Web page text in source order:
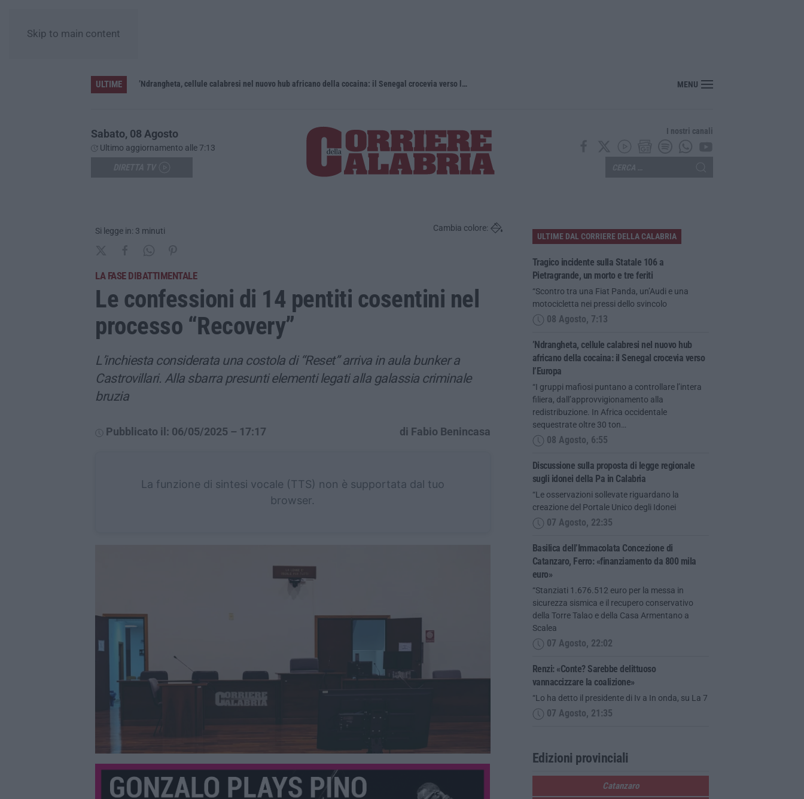
Skip to main content
ULTIME ’Ndrangheta, cellule calabresi nel nuovo hub africano della cocaina: il Senegal crocevia verso l’Europa Discussione sulla proposta di legge regionale sugli idonei della Pa in Calabria
MENU
Sabato, 08 Agosto
Ultimo aggiornamento alle 7:13
I nostri canali
Si legge in: 3 minuti Cambia colore:
LA FASE DIBATTIMENTALE
Le confessioni di 14 pentiti cosentini nel
processo “Recovery”
L’inchiesta considerata una costola di “Reset” arriva in aula bunker a
Castrovillari. Alla sbarra presunti elementi legati alla galassia criminale
bruzia
Pubblicato il: 06/05/2025 – 17:17 di Fabio Benincasa
La funzione di sintesi vocale (TTS) non è supportata dal tuo
browser.
ULTIME DAL CORRIERE DELLA CALABRIA
Tragico incidente sulla Statale 106 a
Pietragrande, un morto e tre feriti
“Scontro tra una Fiat Panda, un’Audi e una
motocicletta nei pressi dello svincolo
08 Agosto, 7:13
’Ndrangheta, cellule calabresi nel nuovo hub
africano della cocaina: il Senegal crocevia verso
l’Europa
“I gruppi mafiosi puntano a controllare l’intera
filiera, dall’approvvigionamento alla
redistribuzione. In Africa occidentale
sequestrate oltre 30 ton…
08 Agosto, 6:55
Discussione sulla proposta di legge regionale
sugli idonei della Pa in Calabria
“Le osservazioni sollevate riguardano la
creazione del Portale Unico degli Idonei
07 Agosto, 22:35
Basilica dell’Immacolata Concezione di
Catanzaro, Ferro: «finanziamento da 800 mila
euro»
“Stanziati 1.676.512 euro per la messa in
sicurezza sismica e il recupero conservativo
della Torre Talao e della Casa Armentano a
Scalea
07 Agosto, 22:02
Renzi: «Conte? Sarebbe delittuoso
vannaccizzare la coalizione»
“Lo ha detto il presidente di Iv a In onda, su La 7
07 Agosto, 21:35
Edizioni provinciali
Catanzaro